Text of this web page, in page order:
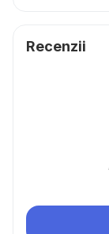
Recenzii